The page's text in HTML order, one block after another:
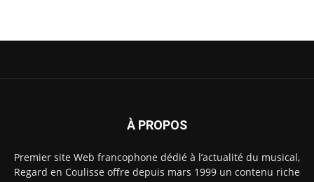
À PROPOS
Premier site Web francophone dédié à l’actualité du musical,
Regard en Coulisse offre depuis mars 1999 un contenu riche